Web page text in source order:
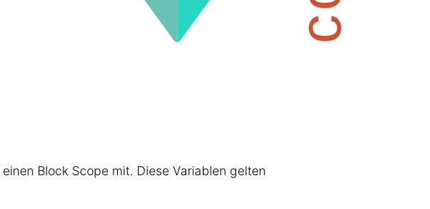
einen Block Scope mit. Diese Variablen gelten